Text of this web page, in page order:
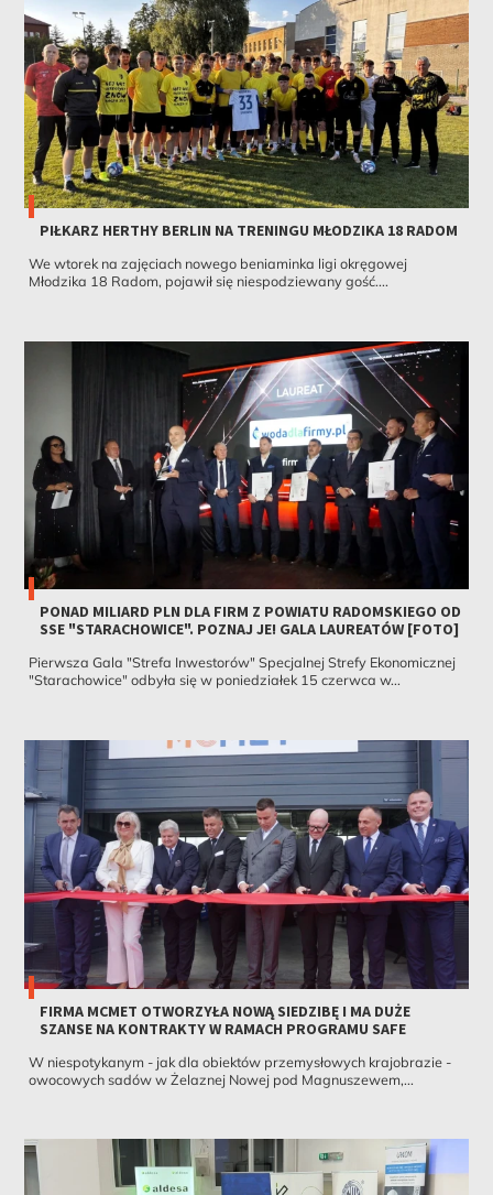
PIŁKARZ HERTHY BERLIN NA TRENINGU MŁODZIKA 18 RADOM
We wtorek na zajęciach nowego beniaminka ligi okręgowej
Młodzika 18 Radom, pojawił się niespodziewany gość....
PONAD MILIARD PLN DLA FIRM Z POWIATU RADOMSKIEGO OD
SSE "STARACHOWICE". POZNAJ JE! GALA LAUREATÓW [FOTO]
Pierwsza Gala "Strefa Inwestorów" Specjalnej Strefy Ekonomicznej
"Starachowice" odbyła się w poniedziałek 15 czerwca w...
FIRMA MCMET OTWORZYŁA NOWĄ SIEDZIBĘ I MA DUŻE
SZANSE NA KONTRAKTY W RAMACH PROGRAMU SAFE
W niespotykanym - jak dla obiektów przemysłowych krajobrazie -
owocowych sadów w Żelaznej Nowej pod Magnuszewem,...